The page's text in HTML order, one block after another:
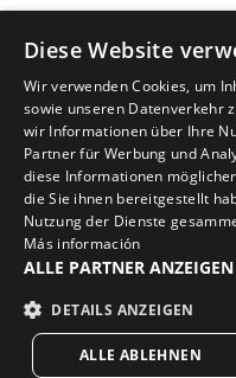
Rechtlicher Hinweis Cookies
KI in
©
Diese Website
Wir verwenden Cookies, um
sowie unseren Datenverkehr
wir Informationen über Ihre
Partner für Werbung und
diese Informationen
die Sie ihnen bereitgestellt
Nutzung der Dienste
Más información
ALLE PARTNER ANZEIGEN
DETAILS ANZEIGEN
ALLE ABLEHNEN